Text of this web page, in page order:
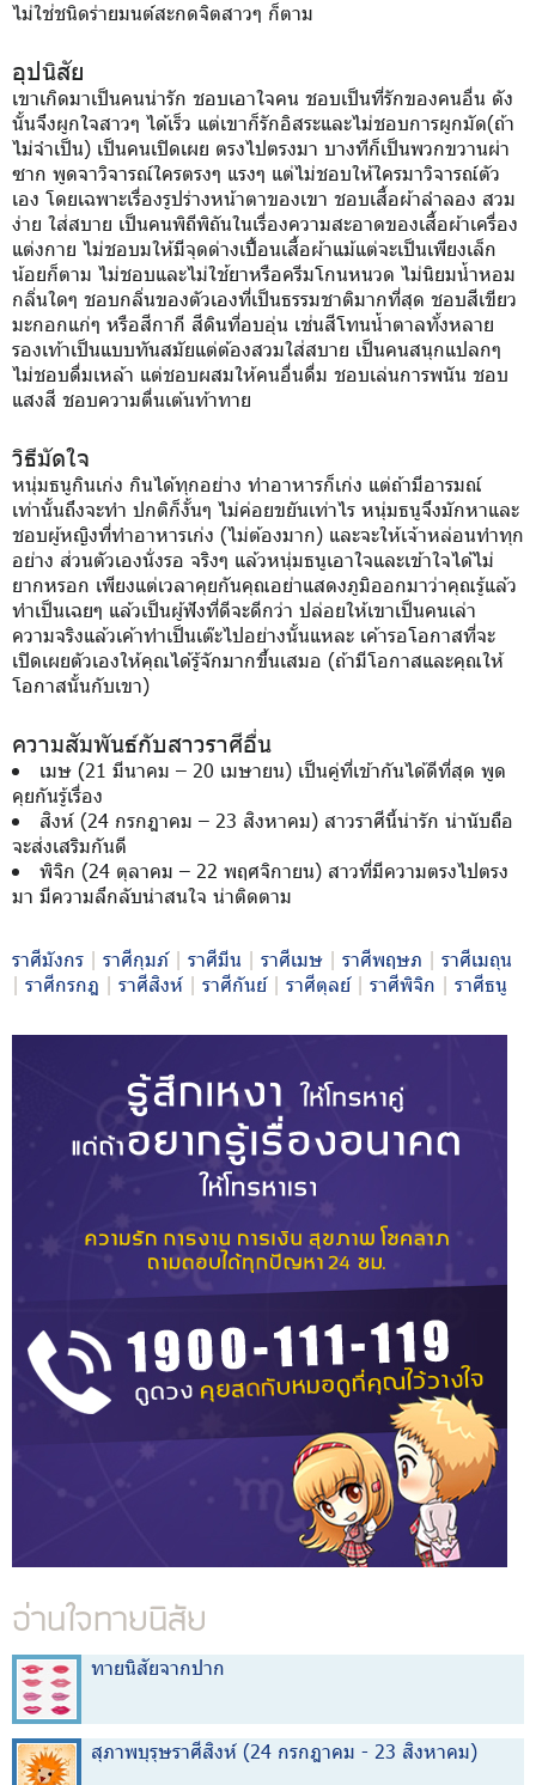
ไม่ใช่ชนิดร่ายมนต์สะกดจิตสาวๆ ก็ตาม
อุปนิสัย
เขาเกิดมาเป็นคนน่ารัก ชอบเอาใจคน ชอบเป็นที่รักของคนอื่น ดัง
นั้นจึงผูกใจสาวๆ ได้เร็ว แต่เขาก็รักอิสระและไม่ชอบการผูกมัด(ถ้า
ไม่จำเป็น) เป็นคนเปิดเผย ตรงไปตรงมา บางทีก็เป็นพวกขวานผ่า
ซาก พูดจาวิจารณ์ใครตรงๆ แรงๆ แต่ไม่ชอบให้ใครมาวิจารณ์ตัว
เอง โดยเฉพาะเรื่องรูปร่างหน้าตาของเขา ชอบเสื้อผ้าลำลอง สวม
ง่าย ใส่สบาย เป็นคนพิถีพิถันในเรื่องความสะอาดของเสื้อผ้าเครื่อง
แต่งกาย ไม่ชอบมให้มีจุดด่างเปื้อนเสื้อผ้าแม้แต่จะเป็นเพียงเล็ก
น้อยก็ตาม ไม่ชอบและไม่ใช้ยาหรือครีมโกนหนวด ไม่นิยมน้ำหอม
กลิ่นใดๆ ชอบกลิ่นของตัวเองที่เป็นธรรมชาติมากที่สุด ชอบสีเขียว
มะกอกแก่ๆ หรือสีกากี สีดินที่อบอุ่น เช่นสีโทนน้ำตาลทั้งหลาย
รองเท้าเป็นแบบทันสมัยแต่ต้องสวมใส่สบาย เป็นคนสนุกแปลกๆ
ไม่ชอบดื่มเหล้า แต่ชอบผสมให้คนอื่นดื่ม ชอบเล่นการพนัน ชอบ
แสงสี ชอบความตื่นเต้นท้าทาย
วิธีมัดใจ
หนุ่มธนูกินเก่ง กินได้ทุกอย่าง ทำอาหารก็เก่ง แต่ถ้ามีอารมณ์
เท่านั้นถึงจะทำ ปกติก็งั้นๆ ไม่ค่อยขยันเท่าไร หนุ่มธนูจึงมักหาและ
ชอบผู้หญิงที่ทำอาหารเก่ง (ไม่ต้องมาก) และจะให้เจ้าหล่อนทำทุก
อย่าง ส่วนตัวเองนั่งรอ จริงๆ แล้วหนุ่มธนูเอาใจและเข้าใจได้ไม่
ยากหรอก เพียงแต่เวลาคุยกันคุณอย่าแสดงภูมิออกมาว่าคุณรู้แล้ว
ทำเป็นเฉยๆ แล้วเป็นผู้ฟังที่ดีจะดีกว่า ปล่อยให้เขาเป็นคนเล่า
ความจริงแล้วเค้าทำเป็นเต๊ะไปอย่างนั้นแหละ เค้ารอโอกาสที่จะ
เปิดเผยตัวเองให้คุณได้รู้จักมากขึ้นเสมอ (ถ้ามีโอกาสและคุณให้
โอกาสนั้นกับเขา)
ความสัมพันธ์กับสาวราศีอื่น
เมษ (21 มีนาคม – 20 เมษายน) เป็นคู่ที่เข้ากันได้ดีที่สุด พูด
คุยกันรู้เรื่อง
สิงห์ (24 กรกฎาคม – 23 สิงหาคม) สาวราศีนี้น่ารัก น่านับถือ
จะส่งเสริมกันดี
พิจิก (24 ตุลาคม – 22 พฤศจิกายน) สาวที่มีความตรงไปตรง
มา มีความลึกลับน่าสนใจ น่าติดตาม
ราศีมังกร | ราศีกุมภ์| ราศีมีน | ราศีเมษ | ราศีพฤษภ | ราศีเมถุน
| ราศีกรกฎ | ราศีสิงห์ | ราศีกันย์| ราศีตุลย์| ราศีพิจิก | ราศีธนู
อ่านใจทายนิสัย
ทายนิสัยจากปาก
สุภาพบุรุษราศีสิงห์ (24 กรกฎาคม - 23 สิงหาคม)